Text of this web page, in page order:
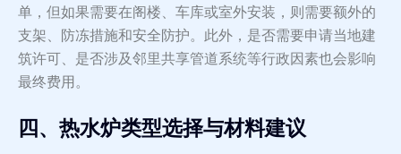
单，但如果需要在阁楼、车库或室外安装，则需要额外的
支架、防冻措施和安全防护。此外，是否需要申请当地建
筑许可、是否涉及邻里共享管道系统等行政因素也会影响
最终费用。
四、热水炉类型选择与材料建议